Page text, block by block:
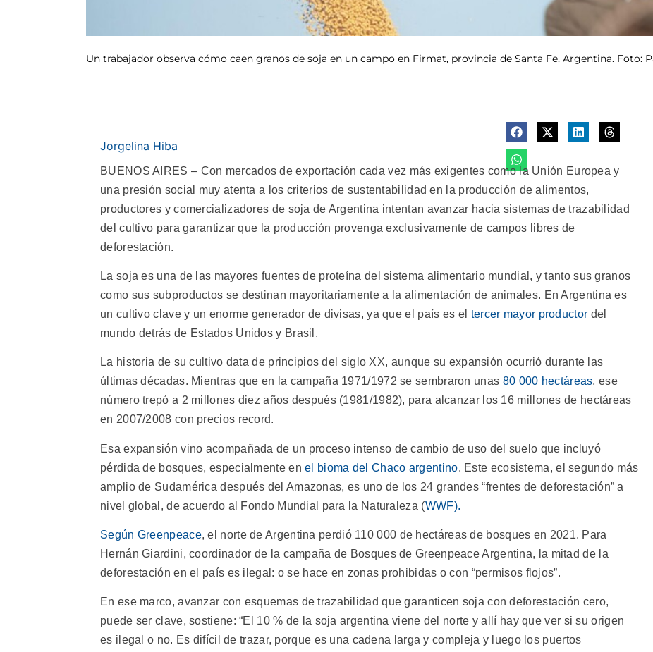
Un trabajador observa cómo caen granos de soja en un campo en Firmat, provincia de Santa Fe, Argentina. Foto:
Jorgelina Hiba
BUENOS AIRES – Con mercados de exportación cada vez más exigentes como la Unión Europea y
una presión social muy atenta a los criterios de sustentabilidad en la producción de alimentos,
productores y comercializadores de soja de Argentina intentan avanzar hacia sistemas de trazabilidad
del cultivo para garantizar que la producción provenga exclusivamente de campos libres de
deforestación.
La soja es una de las mayores fuentes de proteína del sistema alimentario mundial, y tanto sus granos
como sus subproductos se destinan mayoritariamente a la alimentación de animales. En Argentina es
un cultivo clave y un enorme generador de divisas, ya que el país es el tercer mayor productor del
mundo detrás de Estados Unidos y Brasil.
La historia de su cultivo data de principios del siglo XX, aunque su expansión ocurrió durante las
últimas décadas. Mientras que en la campaña 1971/1972 se sembraron unas 80 000 hectáreas, ese
número trepó a 2 millones diez años después (1981/1982), para alcanzar los 16 millones de hectáreas
en 2007/2008 con precios record.
Esa expansión vino acompañada de un proceso intenso de cambio de uso del suelo que incluyó
pérdida de bosques, especialmente enel bioma del Chaco argentino. Este ecosistema, el segundo más
amplio de Sudamérica después del Amazonas, es uno de los 24 grandes “frentes de deforestación” a
nivel global, de acuerdo al Fondo Mundial para la Naturaleza (WWF).
Según Greenpeace, el norte de Argentina perdió 110 000 de hectáreas de bosques en 2021. Para
Hernán Giardini, coordinador de la campaña de Bosques de Greenpeace Argentina, la mitad de la
deforestación en el país es ilegal: o se hace en zonas prohibidas o con “permisos flojos”.
En ese marco, avanzar con esquemas de trazabilidad que garanticen soja con deforestación cero,
puede ser clave, sostiene: “El 10 % de la soja argentina viene del norte y allí hay que ver si su origen
es ilegal o no. Es difícil de trazar, porque es una cadena larga y compleja y luego los puertos